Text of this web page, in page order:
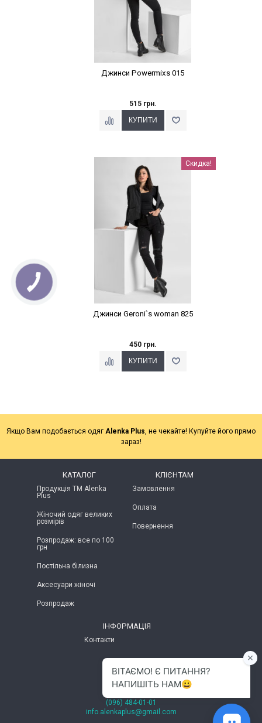
Джинси Powermixs 015
515 грн.
Скидка!
Джинси Geroni`s woman 825
450 грн.
Якщо Вам подобається одяг Alenka Plus, не чекайте! Купуйте його прямо
зараз!
КАТАЛОГ
Продукція ТМ Alenka
Plus
Жіночий одяг великих
розмірів
Розпродаж: все по 100
грн
Постільна білизна
Аксесуари жіночі
Розпродаж
КЛІЄНТАМ
Замовлення
Оплата
Повернення
ІНФОРМАЦІЯ
Контакти
(096) 484-01-01
info.alenkaplus@gmail.com